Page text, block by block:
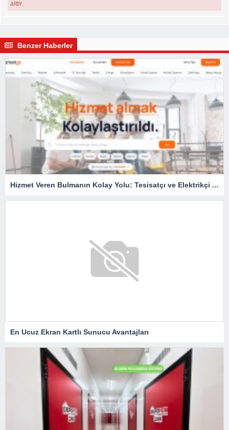
aittir.
Benzer Haberler
Hizmet Veren Bulmanın Kolay Yolu: Tesisatçı ve Elektrikçi Ararken Nelere Dikkat Edilmeli?
En Ucuz Ekran Kartlı Sunucu Avantajları